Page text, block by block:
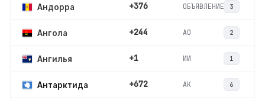
Андорра +376 ОБЪЯВЛЕНИЕ 3
Ангола +244 АО 2
Ангилья +1 ИИ 1
Антарктида +672 АК 6